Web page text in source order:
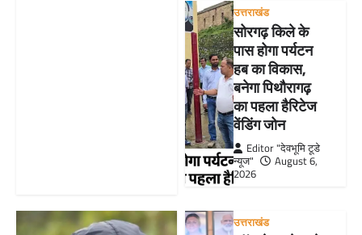
उत्तराखंड
सोरगढ़ किले के
पास होगा पर्यटन
हब का विकास,
बनेगा पिथौरागढ़
का पहला हैरिटेज
वेंडिंग जोन
Editor "देवभूमि टूडे
न्यूज"
August 6,
2026
उत्तराखंड